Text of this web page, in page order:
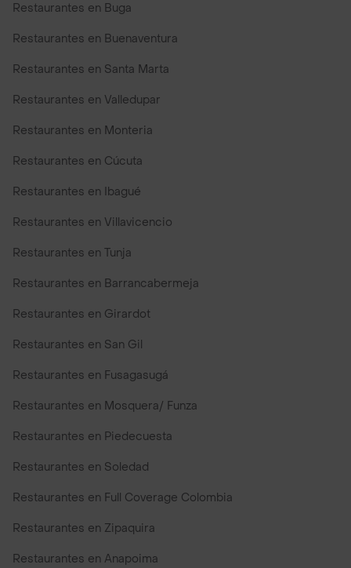
Restaurantes en Buga
Restaurantes en Buenaventura
Restaurantes en Santa Marta
Restaurantes en Valledupar
Restaurantes en Monteria
Restaurantes en Cúcuta
Restaurantes en Ibagué
Restaurantes en Villavicencio
Restaurantes en Tunja
Restaurantes en Barrancabermeja
Restaurantes en Girardot
Restaurantes en San Gil
Restaurantes en Fusagasugá
Restaurantes en Mosquera/ Funza
Restaurantes en Piedecuesta
Restaurantes en Soledad
Restaurantes en Full Coverage Colombia
Restaurantes en Zipaquira
Restaurantes en Anapoima